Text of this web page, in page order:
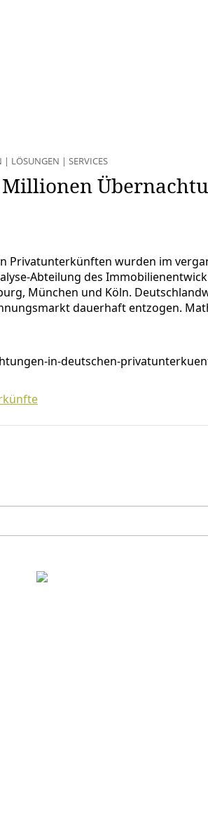
| LÖSUNGEN | SERVICES
Privatunterkünften wurden im
Abteilung des
München und Köln.
dauerhaft entzogen.
in-deutschen-